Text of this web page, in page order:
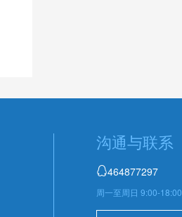
沟通与联系
464877297
周一至周日 9:00-18:00